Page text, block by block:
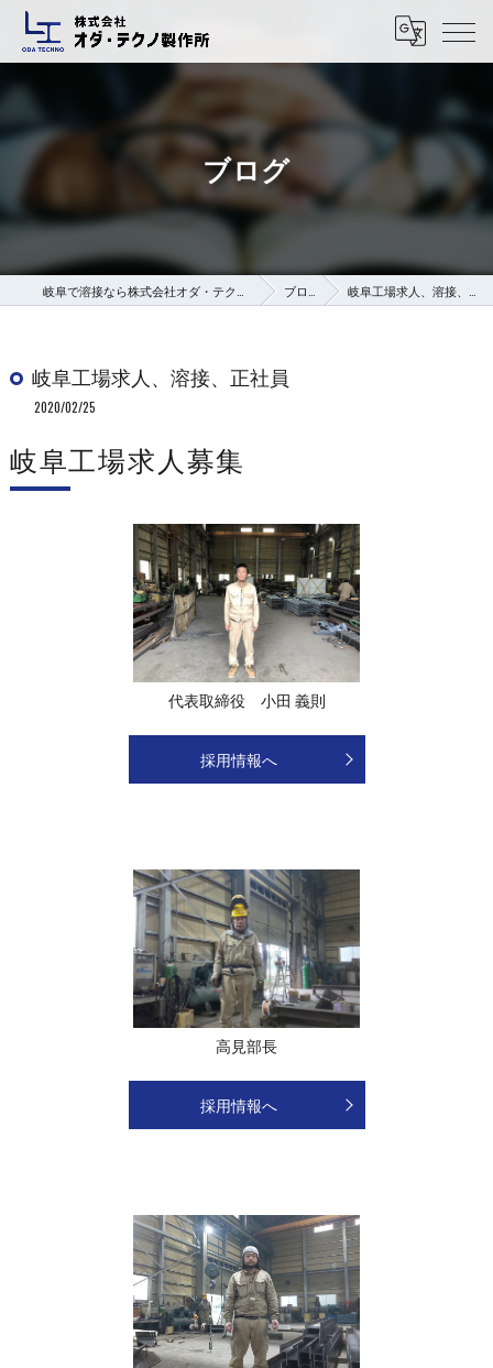
ブログ
ブログ 岐阜工場求人、溶接、正社員
岐阜工場求人、溶接、正社員
2020/02/25
岐阜工場求人募集
代表取締役 小田 義則
採用情報へ
高見部長
採用情報へ